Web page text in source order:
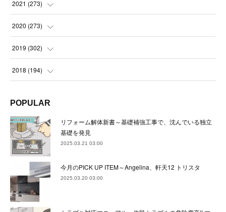
(22
(24)
22)
(22)
(22)
(25
(23
(23
(21
(23 )
(24
(21
(24)
(21
(23
(23
(22
(23
(22 )
(23
(23
(22)
(24
2021 (273)
(24
(23
(22
(23)
(23
(22)
(23
2020 (273)
(24
(22
(22)
(24
(24)
(23
2019 (302)
(23
(22)
(21)
(27)
(22
2018 (194)
(17)
(32)
(36)
(30
POPULAR
リフォーム解体新書～基礎補強工事で、沈んでいる独立
基礎を発見
2025.03.21 03:00
今月のPICK UP ITEM～Angelina、軒天12 トリスタ
2025.03.20 03:00